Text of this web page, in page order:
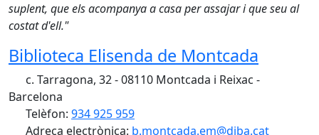
suplent, que els acompanya a casa per assajar i que seu al
costat d'ell."
Biblioteca Elisenda de Montcada
c. Tarragona, 32 - 08110 Montcada i Reixac -
Barcelona
Telèfon: 934 925 959
Adreça electrònica: b.montcada.em@diba.cat